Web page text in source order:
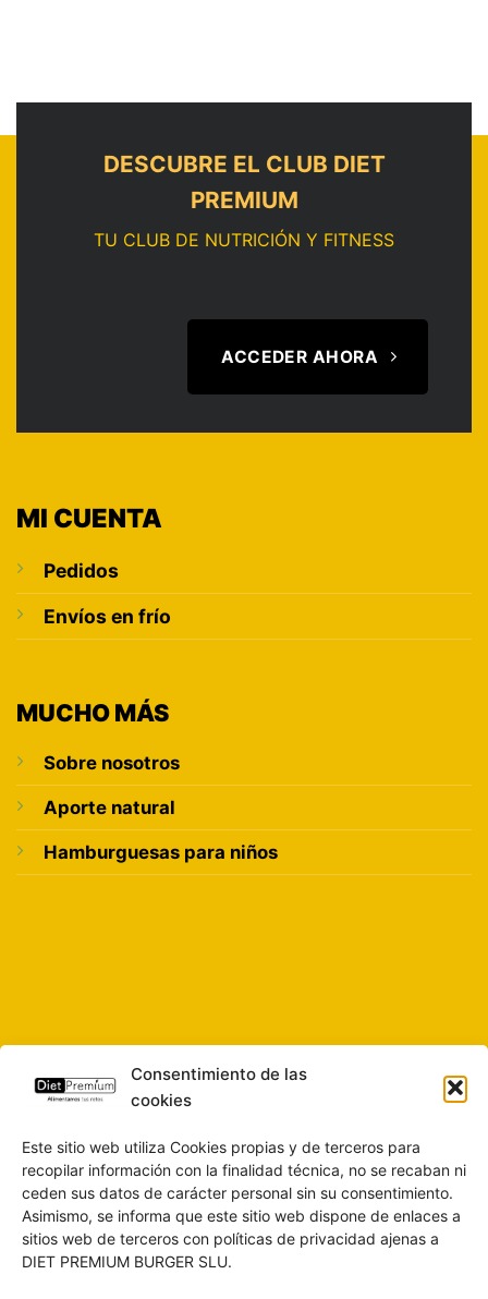
Consentimiento de las
cookies
Este sitio web utiliza Cookies propias y de terceros para
recopilar información con la finalidad técnica, no se recaban ni
ceden sus datos de carácter personal sin su consentimiento.
Asimismo, se informa que este sitio web dispone de enlaces a
sitios web de terceros con políticas de privacidad ajenas a
DIET PREMIUM BURGER SLU.
DESCUBRE EL CLUB DIET
PREMIUM
TU CLUB DE NUTRICIÓN Y FITNESS
ACCEDER AHORA
MI CUENTA
Pedidos
Envíos en frío
MUCHO MÁS
Sobre nosotros
Aporte natural
Hamburguesas para niños